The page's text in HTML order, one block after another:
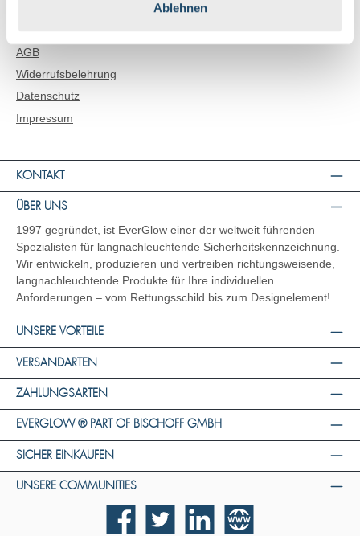
Ablehnen
AGB
Widerrufsbelehrung
Datenschutz
Impressum
KONTAKT
ÜBER UNS
1997 gegründet, ist EverGlow einer der weltweit führenden
Spezialisten für langnachleuchtende Sicherheitskennzeichnung.
Wir entwickeln, produzieren und vertreiben richtungsweisende,
langnachleuchtende Produkte für Ihre individuellen
Anforderungen – vom Rettungsschild bis zum Designelement!
UNSERE VORTEILE
VERSANDARTEN
ZAHLUNGSARTEN
EVERGLOW ® PART OF BISCHOFF GMBH
SICHER EINKAUFEN
UNSERE COMMUNITIES
FacebookTwitter LinkedIn Website